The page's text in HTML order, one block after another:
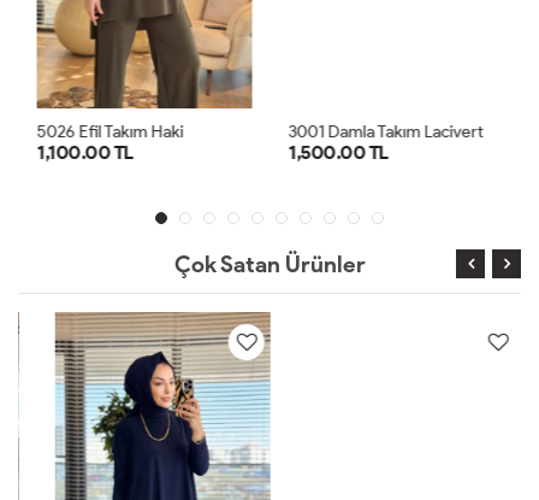
5026 Efil Takım Haki
1,100.00 TL
3001 Damla Takım Lacivert
1,500.00 TL
Çok Satan Ürünler